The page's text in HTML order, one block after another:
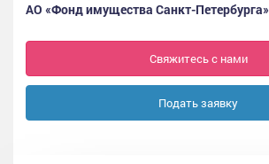
АО «Фонд имущества Санкт-Петербурга»
Свяжитесь с нами
Подать заявку